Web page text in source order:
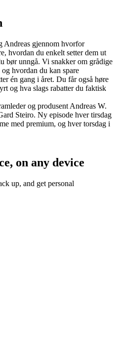
Andreas gjennom hvorfor
hvordan du enkelt setter dem ut
bør unngå. Vi snakker om grådige
hvordan du kan spare
én gang i året. Du får også høre
og hva slags rabatter du faktisk
og produsent Andreas W.
Steiro. Ny episode hver tirsdag
med premium, og hver torsdag i
on any device
up, and get personal